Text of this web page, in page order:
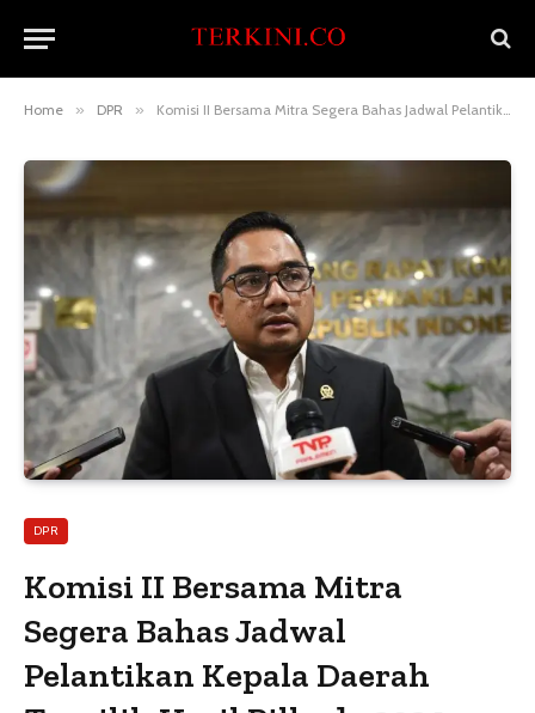
Home » DPR » Komisi II Bersama Mitra Segera Bahas Jadwal Pelantikan Kepala Daerah Terpilih Hasil Pilkada 2024
DPR
Komisi II Bersama Mitra
Segera Bahas Jadwal
Pelantikan Kepala Daerah